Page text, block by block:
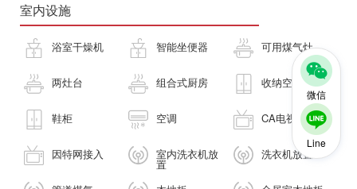
微信
Line
室内设施
浴室干燥机 智能坐便器 可用煤气灶
两灶台 组合式厨房 收纳空间
鞋柜 空调 CA电视
因特网接入 室内洗衣机放
置
洗衣机放置